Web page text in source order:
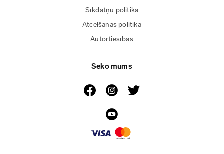
Sīkdatņu politika
Atcelšanas politika
Autortiesības
Seko mums